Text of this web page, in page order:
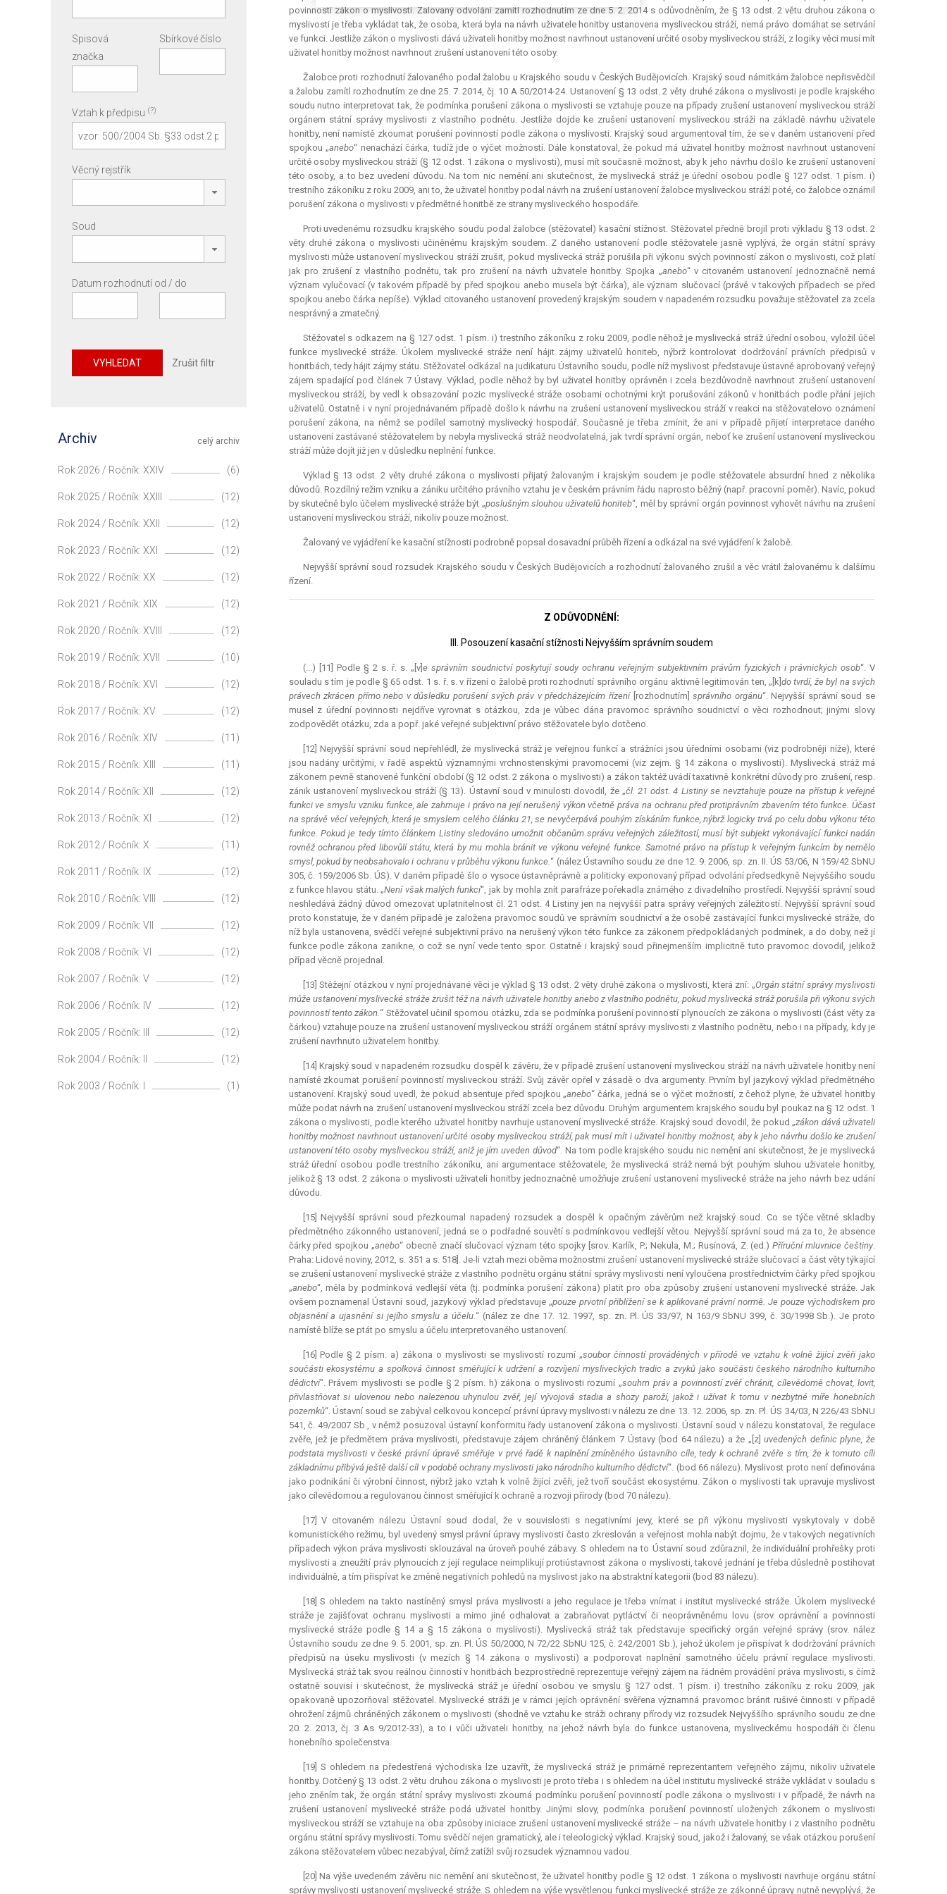
povinností zákon o myslivosti. Žalovaný odvolání zamítl rozhodnutím ze dne 5. 2. 2014 s odůvodněním, že § 13 odst. 2 větu druhou zákona o
myslivosti je třeba vykládat tak, že osoba, která byla na návrh uživatele honitby ustanovena mysliveckou stráží, nemá právo domáhat se setrvání
ve funkci. Jestliže zákon o myslivosti dává uživateli honitby možnost navrhnout ustanovení určité osoby mysliveckou stráží, z logiky věci musí mít
uživatel honitby možnost navrhnout zrušení ustanovení této osoby.
Žalobce proti rozhodnutí žalovaného podal žalobu u Krajského soudu v Českých Budějovicích. Krajský soud námitkám žalobce nepřisvědčil
a žalobu zamítl rozhodnutím ze dne 25. 7. 2014, čj. 10 A 50/2014-24. Ustanovení § 13 odst. 2 věty druhé zákona o myslivosti je podle krajského
soudu nutno interpretovat tak, že podmínka porušení zákona o myslivosti se vztahuje pouze na případy zrušení ustanovení mysliveckou stráží
orgánem státní správy myslivosti z vlastního podnětu. Jestliže dojde ke zrušení ustanovení mysliveckou stráží na základě návrhu uživatele
honitby, není namístě zkoumat porušení povinností podle zákona o myslivosti. Krajský soud argumentoval tím, že se v daném ustanovení před
spojkou „anebo“ nenachází čárka, tudíž jde o výčet možností. Dále konstatoval, že pokud má uživatel honitby možnost navrhnout ustanovení
určité osoby mysliveckou stráží (§ 12 odst. 1 zákona o myslivosti), musí mít současně možnost, aby k jeho návrhu došlo ke zrušení ustanovení
této osoby, a to bez uvedení důvodu. Na tom nic nemění ani skutečnost, že myslivecká stráž je úřední osobou podle § 127 odst. 1 písm. i)
trestního zákoníku z roku 2009, ani to, že uživatel honitby podal návrh na zrušení ustanovení žalobce mysliveckou stráží poté, co žalobce oznámil
porušení zákona o myslivosti v předmětné honitbě ze strany mysliveckého hospodáře.
Proti uvedenému rozsudku krajského soudu podal žalobce (stěžovatel) kasační stížnost. Stěžovatel předně brojil proti výkladu § 13 odst. 2
věty druhé zákona o myslivosti učiněnému krajským soudem. Z daného ustanovení podle stěžovatele jasně vyplývá, že orgán státní správy
myslivosti může ustanovení mysliveckou stráží zrušit, pokud myslivecká stráž porušila při výkonu svých povinností zákon o myslivosti, což platí
jak pro zrušení z vlastního podnětu, tak pro zrušení na návrh uživatele honitby. Spojka „anebo“ v citovaném ustanovení jednoznačně nemá
význam vylučovací (v takovém případě by před spojkou anebo musela být čárka), ale význam slučovací (právě v takových případech se před
spojkou anebo čárka nepíše). Výklad citovaného ustanovení provedený krajským soudem v napadeném rozsudku považuje stěžovatel za zcela
nesprávný a zmatečný.
Stěžovatel s odkazem na § 127 odst. 1 písm. i) trestního zákoníku z roku 2009, podle něhož je myslivecká stráž úřední osobou, vyložil účel
funkce myslivecké stráže. Úkolem myslivecké stráže není hájit zájmy uživatelů honiteb, nýbrž kontrolovat dodržování právních předpisů v
honitbách, tedy hájit zájmy státu. Stěžovatel odkázal na judikaturu Ústavního soudu, podle níž myslivost představuje ústavně aprobovaný veřejný
zájem spadající pod článek 7 Ústavy. Výklad, podle něhož by byl uživatel honitby oprávněn i zcela bezdůvodně navrhnout zrušení ustanovení
mysliveckou stráží, by vedl k obsazování pozic myslivecké stráže osobami ochotnými krýt porušování zákonů v honitbách podle přání jejich
uživatelů. Ostatně i v nyní projednávaném případě došlo k návrhu na zrušení ustanovení mysliveckou stráží v reakci na stěžovatelovo oznámení
porušení zákona, na němž se podílel samotný myslivecký hospodář. Současně je třeba zmínit, že ani v případě přijetí interpretacedaného
ustanovení zastávané stěžovatelem by nebyla myslivecká stráž neodvolatelná, jak tvrdí správní orgán, neboť ke zrušení ustanovení mysliveckou
stráží může dojít již jen v důsledku neplnění funkce.
Výklad § 13 odst. 2 věty druhé zákona o myslivosti přijatý žalovaným i krajským soudem je podle stěžovatele absurdní hned z několika
důvodů. Rozdílný režim vzniku a zániku určitého právního vztahu je v českém právním řádu naprosto běžný (např. pracovní poměr). Navíc, pokud
by skutečně bylo účelem myslivecké stráže být „poslušným slouhou uživatelů honiteb“, měl by správní orgán povinnost vyhovět návrhu na zrušení
ustanovení mysliveckou stráží, nikoliv pouze možnost.
Žalovaný ve vyjádření ke kasační stížnosti podrobně popsal dosavadní průběh řízení a odkázal na své vyjádření k žalobě.
Nejvyšší správní soud rozsudek Krajského soudu v Českých Budějovicích a rozhodnutí žalovaného zrušil a věc vrátil žalovanému k dalšímu
řízení.
Z ODŮVODNĚNÍ:
III. Posouzení kasační stížnosti Nejvyšším správním soudem
(...) [11] Podle § 2 s. ř. s. „[v] e správním soudnictví poskytují soudy ochranu veřejným subjektivním právům fyzických i právnických osob“. V
souladu s tím je podle § 65 odst. 1 s. ř. s. v řízení o žalobě proti rozhodnutí správního orgánu aktivně legitimován ten, „[k] do tvrdí, že byl na svých
právech zkrácen přímo nebo v důsledku porušení svých práv v předcházejícím řízení[rozhodnutím]správního orgánu“. Nejvyšší správní soud se
musel z úřední povinnosti nejdříve vyrovnat s otázkou, zda je vůbec dána pravomoc správního soudnictví o věci rozhodnout; jinými slovy
zodpovědět otázku, zda a popř. jaké veřejné subjektivní právo stěžovatele bylo dotčeno.
[12] Nejvyšší správní soud nepřehlédl, že myslivecká stráž je veřejnou funkcí a strážníci jsou úředními osobami (viz podrobněji níže), které
jsou nadány určitými, v řadě aspektů významnými vrchnostenskými pravomocemi (viz zejm. § 14 zákona o myslivosti). Myslivecká stráž má
zákonem pevně stanovené funkční období (§ 12 odst. 2 zákona o myslivosti) a zákon taktéž uvádí taxativně konkrétní důvody pro zrušení, resp.
zánik ustanovení mysliveckou stráží (§ 13). Ústavní soud v minulosti dovodil, že „čl. 21 odst. 4 Listiny se nevztahuje pouze na přístup k veřejné
funkci ve smyslu vzniku funkce, ale zahrnuje i právo na její nerušený výkon včetně práva na ochranu před protiprávním zbavením této funkce. Účast
na správě věcí veřejných, která je smyslem celého článku 21, se nevyčerpává pouhým získáním funkce, nýbrž logicky trvá po celu dobu výkonu této
funkce. Pokud je tedy tímto článkem Listiny sledováno umožnit občanům správu veřejných záležitostí, musí být subjekt vykonávající funkci nadán
rovněž ochranou před libovůlí státu, která by mu mohla bránit ve výkonu veřejné funkce. Samotné právo na přístup k veřejným funkcím by nemělo
smysl, pokud by neobsahovalo i ochranu v průběhu výkonu funkce.“ (nález Ústavního soudu ze dne 12. 9. 2006, sp. zn. II. ÚS 53/06, N 159/42 SbNU
305, č. 159/2006 Sb. ÚS). V daném případě šlo o vysoce ústavněprávně a politicky exponovaný případ odvolání předsedkyně Nejvyššího soudu
z funkce hlavou státu. „Není však malých funkcí“, jak by mohla znít parafráze pořekadla známého z divadelního prostředí. Nejvyšší správní soud
neshledává žádný důvod omezovat uplatnitelnost čl. 21 odst. 4 Listiny jen na nejvyšší patra správy veřejných záležitostí. Nejvyšší správní soud
proto konstatuje, že v daném případě je založena pravomoc soudů ve správním soudnictví a že osobě zastávající funkci myslivecké stráže, do
níž byla ustanovena, svědčí veřejné subjektivní právo na nerušený výkon této funkce za zákonem předpokládaných podmínek, a do doby, než jí
funkce podle zákona zanikne, o což se nyní vede tento spor. Ostatně i krajský soud přinejmenším implicitně tuto pravomoc dovodil, jelikož
případ věcně projednal.
[13] Stěžejní otázkou v nyní projednávané věci je výklad § 13 odst. 2 věty druhé zákona o myslivosti, která zní: „Orgán státní správy myslivosti
může ustanovení myslivecké stráže zrušit též na návrh uživatele honitby anebo z vlastního podnětu, pokud myslivecká stráž porušila při výkonu svých
povinností tento zákon.“ Stěžovatel učinil spornou otázku, zda se podmínka porušení povinností plynoucích ze zákona o myslivosti (část věty za
čárkou) vztahuje pouze na zrušení ustanovení mysliveckou stráží orgánem státní správy myslivosti z vlastního podnětu, nebo i na případy, kdy je
zrušení navrhnuto uživatelem honitby.
[14] Krajský soud v napadeném rozsudku dospěl k závěru, že v případě zrušení ustanovení mysliveckou stráží na návrh uživatele honitby není
namístě zkoumat porušení povinností mysliveckou stráží. Svůj závěr opřel v zásadě o dva argumenty. Prvním byl jazykový výklad předmětného
ustanovení. Krajský soud uvedl, že pokud absentuje před spojkou „anebo“ čárka, jedná se o výčet možností, z čehož plyne, že uživatel honitby
může podat návrh na zrušení ustanovení mysliveckou stráží zcela bez důvodu. Druhým argumentem krajského soudu byl poukaz na § 12 odst. 1
zákona o myslivosti, podle kterého uživatel honitby navrhuje ustanovení myslivecké stráže. Krajský soud dovodil, že pokud „zákon dává uživateli
honitby možnost navrhnout ustanovení určité osoby mysliveckou stráží, pak musí mít i uživatel honitby možnost, aby k jeho návrhu došlo ke zrušení
ustanovení této osoby mysliveckou stráží, aniž je jím uveden důvod“. Na tom podle krajského soudu nic nemění ani skutečnost, že je myslivecká
stráž úřední osobou podle trestního zákoníku, ani argumentace stěžovatele, že myslivecká stráž nemá být pouhým sluhou uživatele honitby,
jelikož § 13 odst. 2 zákona o myslivosti uživateli honitby jednoznačně umožňuje zrušení ustanovení myslivecké stráže na jeho návrh bez udání
důvodu.
[15] Nejvyšší správní soud přezkoumal napadený rozsudek a dospěl k opačným závěrům než krajský soud. Co se týče větné skladby
předmětného zákonného ustanovení, jedná se o podřadné souvětí s podmínkovou vedlejší větou. Nejvyšší správní soud má za to, že absence
čárky před spojkou „anebo“ obecně značí slučovací význam této spojky [srov. Karlík, P.; Nekula, M.; Rusínová, Z. (ed.)Příruční mluvnice češtiny.
Praha: Lidové noviny, 2012, s. 351 a s. 518]. Je-li vztah mezi oběma možnostmi zrušení ustanovení myslivecké stráže slučovací a část věty týkající
se zrušení ustanovení myslivecké stráže z vlastního podnětu orgánu státní správy myslivosti není vyloučena prostřednictvím čárky před spojkou
„anebo“, měla by podmínková vedlejší věta (tj. podmínka porušení zákona) platit pro oba způsoby zrušení ustanovení myslivecké stráže. Jak
ovšem poznamenal Ústavní soud, jazykový výklad představuje „pouze prvotní přiblížení se k aplikované právní normě. Je pouze východiskem pro
objasnění a ujasnění si jejího smyslu a účelu.“ (nález ze dne 17. 12. 1997, sp. zn. Pl. ÚS 33/97, N 163/9 SbNU 399, č. 30/1998 Sb.). Je proto
namístě blíže se ptát po smyslu a účelu interpretovaného ustanovení.
[16] Podle § 2 písm. a) zákona o myslivosti se myslivostí rozumí „soubor činností prováděných v přírodě ve vztahu k volně žijící zvěři jako
součásti ekosystému a spolková činnost směřující k udržení a rozvíjení mysliveckých tradic a zvyků jako součásti českého národního kulturního
dědictví“. Právem myslivosti se podle § 2 písm. h) zákona o myslivosti rozumí „souhrn práv a povinností zvěř chránit, cílevědomě chovat, lovit,
přivlastňovat si ulovenou nebo nalezenou uhynulou zvěř, její vývojová stadia a shozy paroží, jakož i užívat k tomu v nezbytné míře honebních
pozemků“. Ústavní soud se zabýval celkovou koncepcí právní úpravy myslivosti v nálezu ze dne 13. 12. 2006, sp. zn. Pl. ÚS 34/03, N 226/43 SbNU
541, č. 49/2007 Sb., v němž posuzoval ústavní konformitu řady ustanovení zákona o myslivosti. Ústavní soud v nálezu konstatoval, že regulace
zvěře, jež je předmětem práva myslivosti, představuje zájem chráněný článkem 7 Ústavy (bod 64 nálezu) a že „[z]uvedených definic plyne, že
podstata myslivosti v české právní úpravě směřuje v prvé řadě k naplnění zmíněného ústavního cíle, tedy k ochraně zvěře s tím, že k tomuto cíli
základnímu přibývá ještě další cíl v podobě ochrany myslivosti jako národního kulturního dědictví“. (bod 66 nálezu). Myslivost proto není definována
jako podnikání či výrobní činnost, nýbrž jako vztah k volně žijící zvěři, jež tvoří součást ekosystému. Zákon o myslivosti tak upravuje myslivost
jako cílevědomou a regulovanou činnost směřující k ochraně a rozvoji přírody (bod 70 nálezu).
[17] V citovaném nálezu Ústavní soud dodal, že v souvislosti s negativními jevy, které se při výkonu myslivosti vyskytovaly v době
komunistického režimu, byl uvedený smysl právní úpravy myslivosti často zkreslován a veřejnost mohla nabýt dojmu, že v takových negativních
případech výkon práva myslivosti sklouzával na úroveň pouhé zábavy. S ohledem na to Ústavní soud zdůraznil, že individuální prohřešky proti
myslivosti a zneužití práv plynoucích z její regulace neimplikují protiústavnost zákona o myslivosti, takové jednání je třeba důsledně postihovat
individuálně, a tím přispívat ke změně negativních pohledů na myslivost jako na abstraktníkategorii (bod 83 nálezu).
[18] S ohledem na takto nastíněný smysl práva myslivosti a jeho regulace je třeba vnímat i institut myslivecké stráže. Úkolem myslivecké
stráže je zajišťovat ochranu myslivosti a mimo jiné odhalovat a zabraňovat pytláctví či neoprávněnému lovu (srov. oprávnění a povinnosti
myslivecké stráže podle § 14 a § 15 zákona o myslivosti). Myslivecká stráž tak představuje specifický orgán veřejné správy (srov. nález
Ústavního soudu ze dne 9. 5. 2001, sp. zn. Pl. ÚS 50/2000, N 72/22 SbNU 125, č. 242/2001 Sb.), jehož úkolem je přispívat k dodržování právních
předpisů na úseku myslivosti (v mezích § 14 zákona o myslivosti) a podporovat naplnění samotného účelu právní regulace myslivosti.
Myslivecká stráž tak svou reálnou činností v honitbách bezprostředně reprezentuje veřejný zájem na řádném provádění práva myslivosti, s čímž
ostatně souvisí i skutečnost, že myslivecká stráž je úřední osobou ve smyslu § 127 odst. 1 písm. i) trestního zákoníku z roku 2009, jak
opakovaně upozorňoval stěžovatel. Myslivecké stráži je v rámci jejích oprávnění svěřena významná pravomoc bránit rušivé činnosti v případě
ohrožení zájmů chráněných zákonem o myslivosti (shodně ve vztahu ke stráži ochrany přírody viz rozsudek Nejvyššího správního soudu ze dne
20. 2. 2013, čj. 3 As 9/2012-33), a to i vůči uživateli honitby, na jehož návrh byla do funkce ustanovena, mysliveckému hospodáři či členu
honebního společenstva.
[19] S ohledem na předestřená východiska lze uzavřít, že myslivecká stráž je primárně reprezentantem veřejného zájmu, nikoliv uživatele
honitby. Dotčený § 13 odst. 2 větu druhou zákona o myslivosti je proto třeba i s ohledem na účel institutu myslivecké stráže vykládat v souladu s
jeho zněním tak, že orgán státní správy myslivosti zkoumá podmínku porušení povinností podle zákona o myslivosti i v případě, že návrh na
zrušení ustanovení myslivecké stráže podá uživatel honitby. Jinými slovy, podmínka porušení povinností uložených zákonem o myslivosti
mysliveckou stráží se vztahuje na oba způsoby iniciace zrušení ustanovení myslivecké stráže – na návrh uživatele honitby i z vlastního podnětu
orgánu státní správy myslivosti. Tomu svědčí nejen gramatický, ale i teleologický výklad. Krajský soud, jakož i žalovaný, se však otázkou porušení
zákona stěžovatelem vůbec nezabýval, čímž zatížil svůj rozsudek významnou vadou.
[20] Na výše uvedeném závěru nic nemění ani skutečnost, že uživatel honitby podle § 12 odst. 1 zákona o myslivosti navrhuje orgánu státní
správy myslivosti ustanovení myslivecké stráže. S ohledem na výše vysvětlenou funkci myslivecké stráže ze zákonné úpravy nutně nevyplývá, že
Spisová
značka
Sbírkové číslo
Vztah k předpisu (?)
Věcný rejstřík
Soud
Datum rozhodnutí od / do
VYHLEDAT Zrušit filtr
celý archiv
Archiv
Rok 2026 / Ročník: XXIV (6)
Rok 2025 / Ročník: XXIII (12)
Rok 2024 / Ročník: XXII (12)
Rok 2023 / Ročník: XXI (12)
Rok 2022 / Ročník: XX (12)
Rok 2021 / Ročník: XIX (12)
Rok 2020 / Ročník: XVIII (12)
Rok 2019 / Ročník: XVII (10)
Rok 2018 / Ročník: XVI (12)
Rok 2017 / Ročník: XV (12)
Rok 2016 / Ročník: XIV (11)
Rok 2015 / Ročník: XIII (11)
Rok 2014 / Ročník: XII (12)
Rok 2013 / Ročník: XI (12)
Rok 2012 / Ročník: X (11)
Rok 2011 / Ročník: IX (12)
Rok 2010 / Ročník: VIII (12)
Rok 2009 / Ročník: VII (12)
Rok 2008 / Ročník: VI (12)
Rok 2007 / Ročník: V (12)
Rok 2006 / Ročník: IV (12)
Rok 2005 / Ročník: III (12)
Rok 2004 / Ročník: II (12)
Rok 2003 / Ročník: I (1)